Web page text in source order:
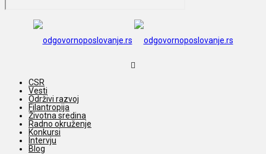
CSR
Vesti
Održivi razvoj
Filantropija
Životna sredina
Radno okruženje
Konkursi
Intervju
Blog